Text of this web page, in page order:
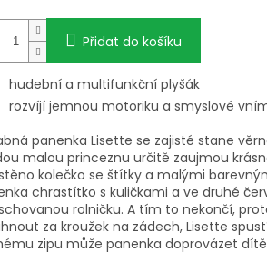
Přidat do košíku
hudební a multifunkční plyšák
rozvíjí jemnou motoriku a smyslové
panenka Lisette se zajisté stane
malou princeznu určitě zaujmou
kolečko se štítky a malými
chrastítko s kuličkami a ve druhé
rolničku. A tím to nekončí,
za kroužek na zádech, Lisette
zipu může panenka doprovázet